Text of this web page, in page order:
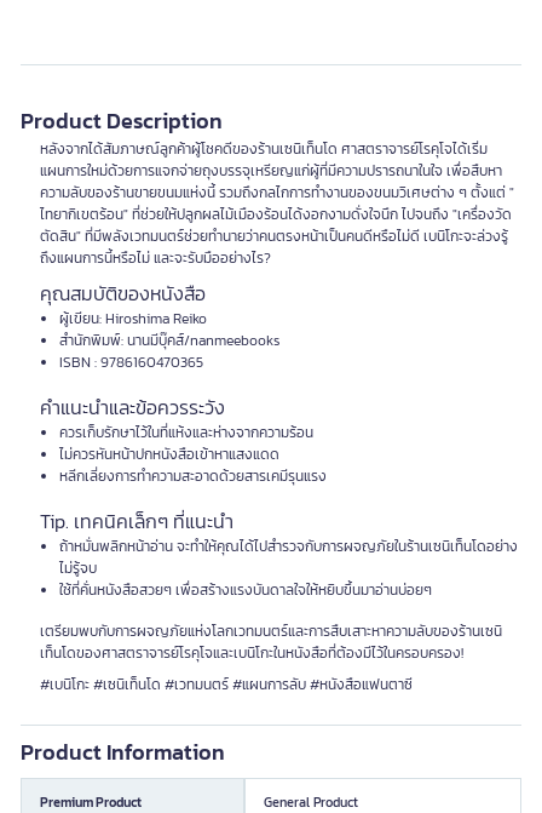
Product Description
หลังจากได้สัมภาษณ์ลูกค้าผู้โชคดีของร้านเซนิเท็นโด ศาสตราจารย์โรคุโจได้เริ่ม
แผนการใหม่ด้วยการแจกจ่ายถุงบรรจุเหรียญแก่ผู้ที่มีความปรารถนาในใจ เพื่อสืบหา
ความลับของร้านขายขนมแห่งนี้ รวมถึงกลไกการทำงานของขนมวิเศษต่าง ๆ ตั้งแต่ "
ไทยากิเขตร้อน" ที่ช่วยให้ปลูกผลไม้เมืองร้อนได้งอกงามดั่งใจนึก ไปจนถึง "เครื่องวัด
ตัดสิน" ที่มีพลังเวทมนตร์ช่วยทำนายว่าคนตรงหน้าเป็นคนดีหรือไม่ดี เบนิโกะจะล่วงรู้
ถึงแผนการนี้หรือไม่ และจะรับมืออย่างไร?
คุณสมบัติของหนังสือ
ผู้เขียน: Hiroshima Reiko
สำนักพิมพ์: นานมีบุ๊คส์/nanmeebooks
ISBN : 9786160470365
คำแนะนำและข้อควรระวัง
ควรเก็บรักษาไว้ในที่แห้งและห่างจากความร้อน
ไม่ควรหันหน้าปกหนังสือเข้าหาแสงแดด
หลีกเลี่ยงการทำความสะอาดด้วยสารเคมีรุนแรง
Tip. เทคนิคเล็กๆ ที่แนะนำ
ถ้าหมั่นพลิกหน้าอ่าน จะทำให้คุณได้ไปสำรวจกับการผจญภัยในร้านเซนิเท็นโดอย่าง
ไม่รู้จบ
ใช้ที่คั่นหนังสือสวยๆ เพื่อสร้างแรงบันดาลใจให้หยิบขึ้นมาอ่านบ่อยๆ
เตรียมพบกับการผจญภัยแห่งโลกเวทมนตร์และการสืบเสาะหาความลับของร้านเซนิ
เท็นโดของศาสตราจารย์โรคุโจและเบนิโกะในหนังสือที่ต้องมีไว้ในครอบครอง!
#เบนิโกะ #เซนิเท็นโด #เวทมนตร์ #แผนการลับ #หนังสือแฟนตาซี
Product Information
Premium Product General Product